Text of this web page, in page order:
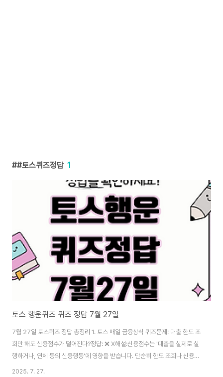
#토스퀴즈정답 1
토스 행운퀴즈 퀴즈 정답 7월 27일
7월 27일 토스퀴즈 정답 총정리 1. 토스 매일 금융상식 퀴즈문제: 대출 한도 조
회만 해도 신용점수가 떨어진다?정답: ❌ X해설:신용점수는 '대출을 실제로 실
행하거나, 연체 등의 신용행동'에 영향을 받습니다. 단순히 한도 조회나 신용점
수 확인만으로는 점수가 떨어지지 않습니다. 신용정보법 개정 이후 개인이 자
2025. 7. 27.